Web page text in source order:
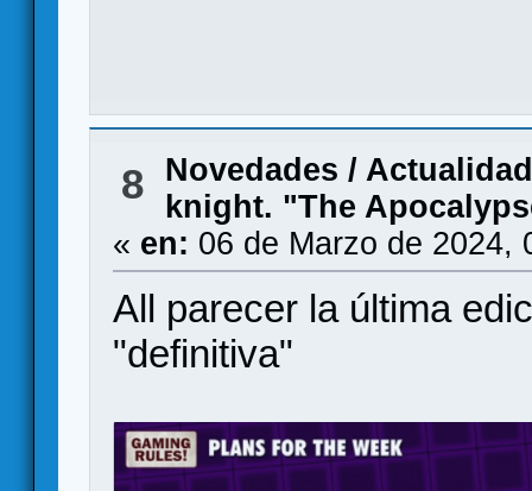
8
Novedades / Actualidad
knight. "The
« en: 06 de Marzo de 2024,
All parecer la última
"definitiva"